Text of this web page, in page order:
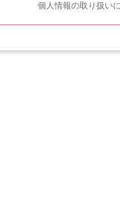
個人情報の取り扱い